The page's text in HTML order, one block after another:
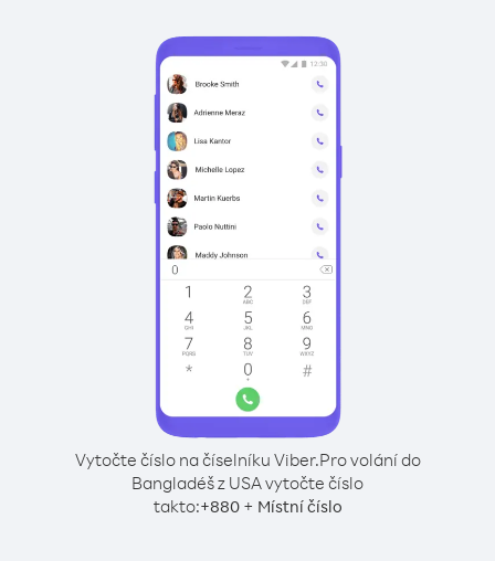
Vytočte číslo na číselníku Viber.Pro volání do
Bangladéš z USA vytočte číslo
takto:+880+ Místní číslo